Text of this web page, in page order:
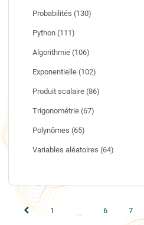
Probabilités (130)
Python (111)
Algorithmie (106)
Exponentielle (102)
Produit scalaire (86)
Trigonométrie (67)
Polynômes (65)
Variables aléatoires (64)
Page précédente
1 … 6 7